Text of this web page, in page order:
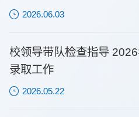
2026.06.03
校领导带队检查指导
录取工作
2026.05.22